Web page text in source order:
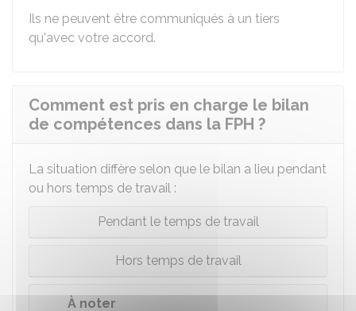
Ils ne peuvent être communiqués à un tiers
qu'avec votre accord.
Comment est pris en charge le bilan
de compétences dans la FPH ?
La situation diffère selon que le bilan a lieu pendant
ou hors temps de travail :
Pendant le temps de travail
Hors temps de travail
À noter